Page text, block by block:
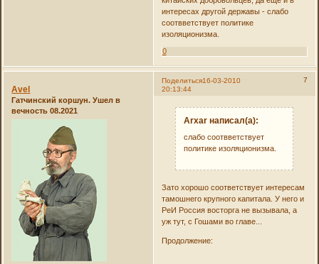
интересах другой державы - слабо
соотвветствует политике
изоляционизма.
0
Поделиться 7
16-03-2010
20:13:44
Avel
Гатчинский коршун. Ушел в
вечность 08.2021
Arxar написал(а):
слабо соотвветствует
политике изоляционизма.
Зато хорошо соответствует интересам
тамошнего крупного капитала. У него и
РеИ Россия восторга не вызывала, а
уж тут, с Гошами во главе...
Продолжение: